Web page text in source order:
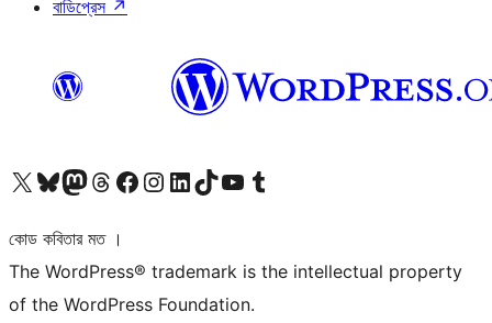
বাডিপ্রেস ↗
আমাদের X (আগের টুইটার) অ্যাকাউন্টে যানআমাদের Bluesky অ্যাকাউন্টটি দেখুনআমাদের মাস্টোডন অ্যাকাউন্টটি দেখুনআমাদের থ্রেডস অ্যাকাউন্টটি দেখুনআমাদের ফেসবুক পেজ দেখুনআমাদের ইন্সটাগ্রাম অ্যাকাউন্ট দেখুনআমাদের লিঙ্কডইন অ্যাকাউন্টে যানআমাদের TikTok অ্যাকাউন্টটি দেখুনআমাদের ইউটিউব চ্যানেলে যান আমাদের টাম্বলার অ্যাকাউন্ট দেখুন
কোড কবিতার মত ।
The WordPress® trademark is the intellectual property
of the WordPress Foundation.